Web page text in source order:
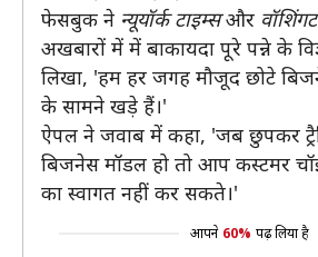
फेसबुक ने न्यूयॉर्क टाइम्सऔर
अखबारों में में बाकायदा पूरे पन्ने के
लिखा, 'हम हर जगह मौजूद छोटे
के सामने खड़े हैं।'
ऐपल ने जवाब में कहा, 'जब छुपकर
बिजनेस मॉडल हो तो आप कस्टमर
का स्वागत नहीं कर सकते।'
आपने 60% पढ़ लिया है